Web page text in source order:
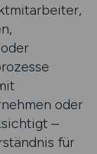
oder
–
für